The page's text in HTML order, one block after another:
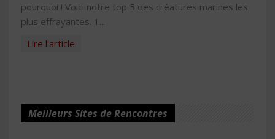
pourquoi ! Voici notre top 5 des créatures marines les
plus effrayantes. 1...
Lire l'article
Meilleurs Sites de Rencontres